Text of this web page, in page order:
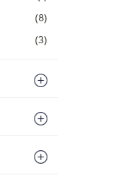
(8)
(3)